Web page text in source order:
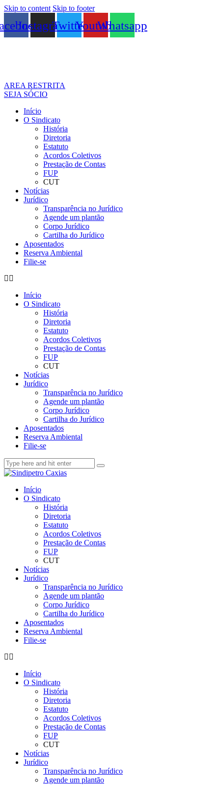
Skip to content Skip to footer
InstagramTwitterYoutubeWhatsapp
AREA RESTRITA
SEJA SÓCIO
Início
O Sindicato
História
Diretoria
Estatuto
Acordos Coletivos
Prestação de Contas
FUP
CUT
Notícias
Jurídico
Transparência no Jurídico
Agende um plantão
Corpo Jurídico
Cartilha do Jurídico
Aposentados
Reserva Ambiental
Filie-se
Início
O Sindicato
História
Diretoria
Estatuto
Acordos Coletivos
Prestação de Contas
FUP
CUT
Notícias
Jurídico
Transparência no Jurídico
Agende um plantão
Corpo Jurídico
Cartilha do Jurídico
Aposentados
Reserva Ambiental
Filie-se
Início
O Sindicato
História
Diretoria
Estatuto
Acordos Coletivos
Prestação de Contas
FUP
CUT
Notícias
Jurídico
Transparência no Jurídico
Agende um plantão
Corpo Jurídico
Cartilha do Jurídico
Aposentados
Reserva Ambiental
Filie-se
Início
O Sindicato
História
Diretoria
Estatuto
Acordos Coletivos
Prestação de Contas
FUP
CUT
Notícias
Jurídico
Transparência no Jurídico
Agende um plantão